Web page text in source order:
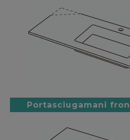
Portasciugamani